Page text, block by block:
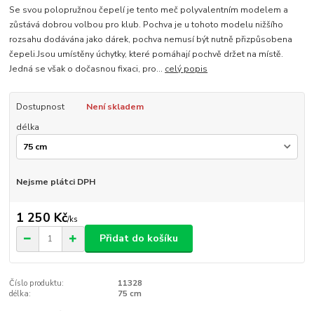
Se svou polopružnou čepelí je tento meč polyvalentním modelem a
zůstává dobrou volbou pro klub. Pochva je u tohoto modelu nižšího
rozsahu dodávána jako dárek, pochva nemusí být nutně přizpůsobena
čepeli.Jsou umístěny úchytky, které pomáhají pochvě držet na místě.
Jedná se však o dočasnou fixaci, pro... celý popis
Dostupnost
Není skladem
délka
Nejsme plátci DPH
1 250 Kč/ks
Přidat do košíku
Číslo produktu:
11328
délka:
75 cm